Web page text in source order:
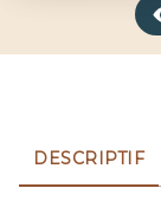
DESCRIPTIF